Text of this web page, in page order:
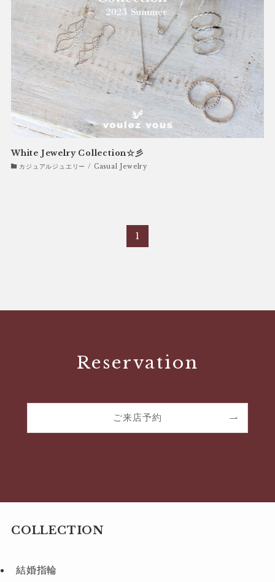
White Jewelry Collection☆彡
カジュアルジュエリー / Casual Jewelry
1
Reservation
ご来店予約
COLLECTION
結婚指輪